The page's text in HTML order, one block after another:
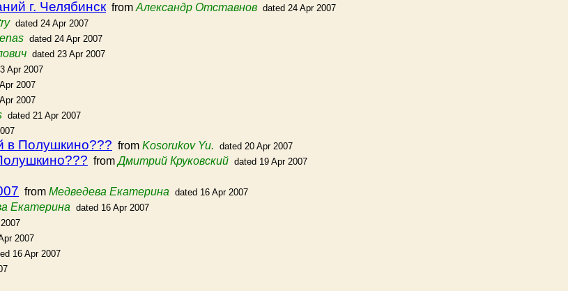
г. Челябинск from Александр Отставнов dated 24 Apr 2007
dated 24 Apr 2007
dated 24 Apr 2007
dated 23 Apr 2007
Apr 2007
2007
2007
dated 21 Apr 2007
в Полушкино??? from Kosorukov Yu. dated 20 Apr 2007
fromДмитрий Круковский dated 19 Apr 2007
from Медведева Екатерина dated 16 Apr 2007
Екатерина dated 16 Apr 2007
2007
16 Apr 2007